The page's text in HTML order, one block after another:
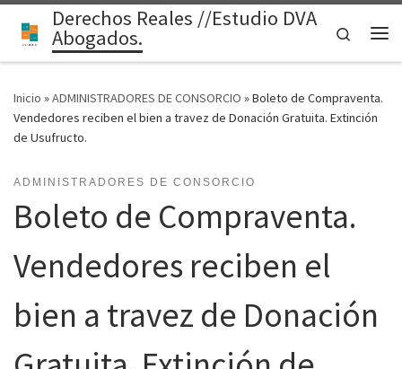
Saltar al contenido
Derechos Reales //Estudio DVA
Abogados.
Search
Inicio »ADMINISTRADORES DE CONSORCIO »Boleto de Compraventa.
Vendedores reciben el bien a travez de Donación Gratuita. Extinción
de Usufructo.
ADMINISTRADORES DE CONSORCIO
Boleto de Compraventa.
Vendedores reciben el
bien a travez de Donación